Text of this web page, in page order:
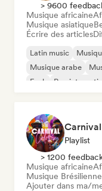
> 9600
Musique africaine
Musique asiatique
Écrire des articles
Latin music
Musique arabe
Funk
Rap
Playlist
> 1200
Musique africaine
Musique Brésilienne
Ajouter dans ma/